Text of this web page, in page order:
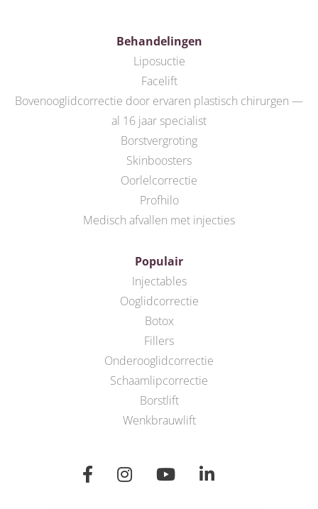
Behandelingen
Liposuctie
Facelift
Bovenooglidcorrectie door ervaren plastisch chirurgen —
al 16 jaar specialist
Borstvergroting
Skinboosters
Oorlelcorrectie
Profhilo
Medisch afvallen met injecties
Populair
Injectables
Ooglidcorrectie
Botox
Fillers
Onderooglidcorrectie
Schaamlipcorrectie
Borstlift
Wenkbrauwlift